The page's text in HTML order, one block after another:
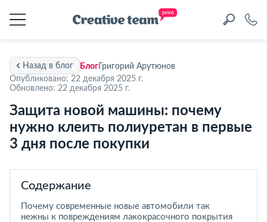
Назад в блог Блог Григорий Арутюнов
Опубликовано: 22 декабря 2025 г.
Обновлено: 22 декабря 2025 г.
Защита новой машины: почему
нужно клеить полиуретан в первые
3 дня после покупки
Содержание
Почему современные новые автомобили так
нежны к повреждениям лакокрасочного покрытия